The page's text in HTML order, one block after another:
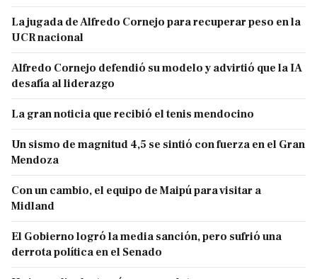
La jugada de Alfredo Cornejo para recuperar peso en la
UCR nacional
Alfredo Cornejo defendió su modelo y advirtió que la IA
desafía al liderazgo
La gran noticia que recibió el tenis mendocino
Un sismo de magnitud 4,5 se sintió con fuerza en el Gran
Mendoza
Con un cambio, el equipo de Maipú para visitar a
Midland
El Gobierno logró la media sanción, pero sufrió una
derrota política en el Senado